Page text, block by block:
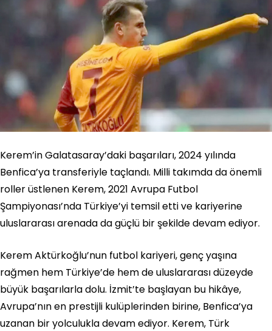
Kerem’in Galatasaray’daki başarıları, 2024 yılında
Benfica’ya transferiyle taçlandı. Milli takımda da önemli
roller üstlenen Kerem, 2021 Avrupa Futbol
Şampiyonası’nda Türkiye’yi temsil etti ve kariyerine
uluslararası arenada da güçlü bir şekilde devam ediyor.
Kerem Aktürkoğlu’nun futbol kariyeri, genç yaşına
rağmen hem Türkiye’de hem de uluslararası düzeyde
büyük başarılarla dolu. İzmit’te başlayan bu hikâye,
Avrupa’nın en prestijli kulüplerinden birine, Benfica’ya
uzanan bir yolculukla devam ediyor. Kerem, Türk